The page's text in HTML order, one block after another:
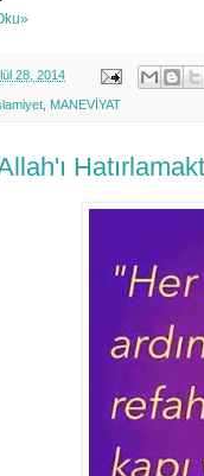
28, 2014
MANEVİYAT